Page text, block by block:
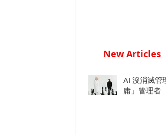
New Articles
AI 沒消滅管
庸」管理者